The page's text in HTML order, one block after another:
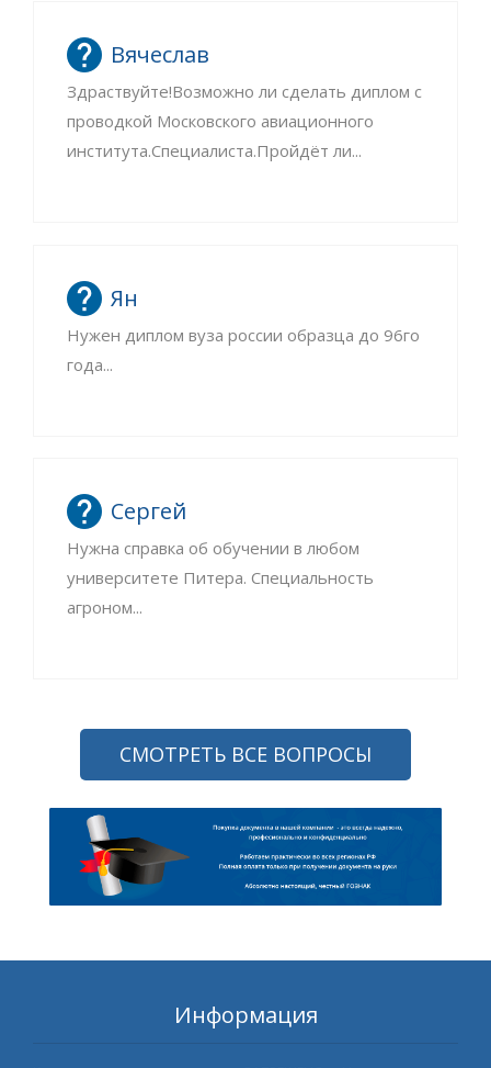
Вячеслав
Здраствуйте!Возможно ли сделать диплом с
проводкой Московского авиационного
института.Специалиста.Пройдёт ли...
Ян
Нужен диплом вуза россии образца до 96го
года...
Сергей
Нужна справка об обучении в любом
университете Питера. Специальность
агроном...
СМОТРЕТЬ ВСЕ ВОПРОСЫ
Информация